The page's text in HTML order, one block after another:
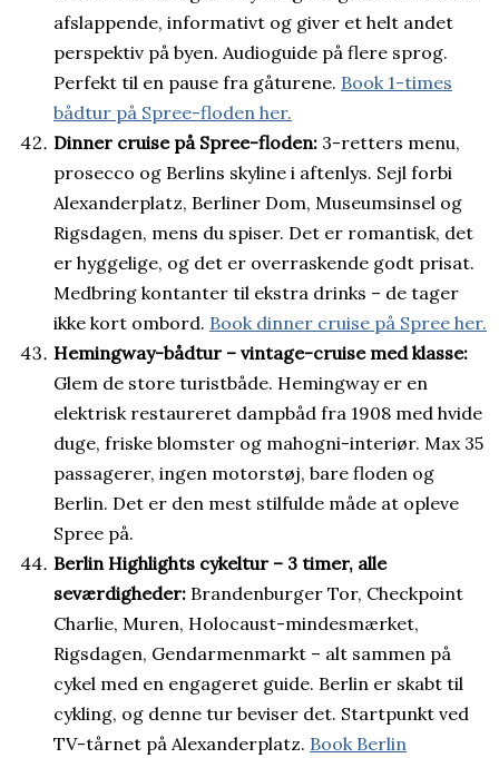
afslappende, informativt og giver et helt andet
perspektiv på byen. Audioguide på flere sprog.
Perfekt til en pause fra gåturene. Book 1-times
bådtur på Spree-floden her.
Dinner cruise på Spree-floden: 3-retters menu,
prosecco og Berlins skyline i aftenlys. Sejl forbi
Alexanderplatz, Berliner Dom, Museumsinsel og
Rigsdagen, mens du spiser. Det er romantisk, det
er hyggelige, og det er overraskende godt prisat.
Medbring kontanter til ekstra drinks – de tager
ikke kort ombord. Book dinner cruise på Spree her.
Hemingway-bådtur – vintage-cruise med klasse:
Glem de store turistbåde. Hemingway er en
elektrisk restaureret dampbåd fra 1908 med hvide
duge, friske blomster og mahogni-interiør. Max 35
passagerer, ingen motorstøj, bare floden og
Berlin. Det er den mest stilfulde måde at opleve
Spree på.
Berlin Highlights cykeltur – 3 timer, alle
seværdigheder: Brandenburger Tor, Checkpoint
Charlie, Muren, Holocaust-mindesmærket,
Rigsdagen, Gendarmenmarkt – alt sammen på
cykel med en engageret guide. Berlin er skabt til
cykling, og denne tur beviser det. Startpunkt ved
TV-tårnet på Alexanderplatz. Book Berlin